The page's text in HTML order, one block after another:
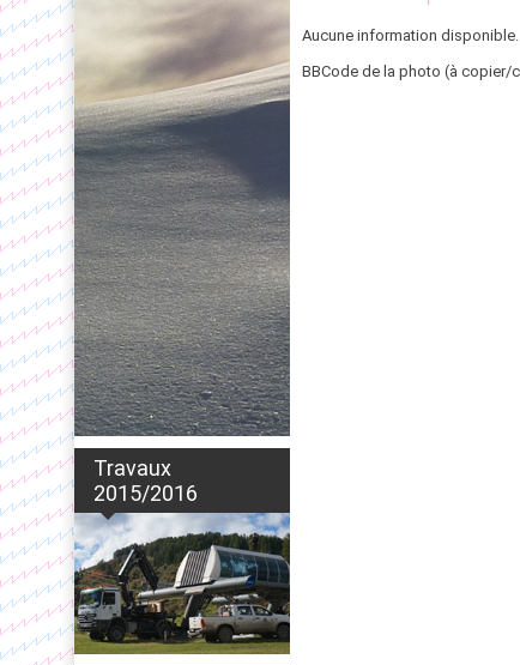
Travaux
2015/2016
Aucune information disponible.
BBCode de la photo (à copier/